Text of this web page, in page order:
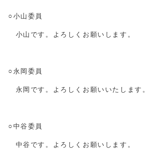
○小山委員
小山です。よろしくお願いします。
○永岡委員
永岡です。よろしくお願いいたします。
○中谷委員
中谷です。よろしくお願いします。